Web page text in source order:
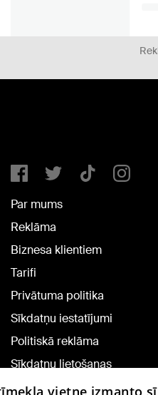
Par mums
Reklāma
Biznesa klientiem
Tarifi
Privātuma politika
Sīkdatņu iestatījumi
Politiskā reklāma
Sīkdatņu lietošanas
noteikumivietne izmanto